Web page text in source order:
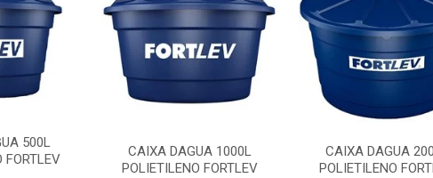
500L
FORTLEV
CAIXA DAGUA 1000L
POLIETILENO FORTLEV
CAIXA DAGUA
POLIETILENO